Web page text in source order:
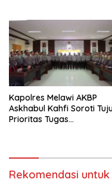
Kapolres Melawi AKBP
Askhabul Kahfi Soroti
Prioritas Tugas
Rekomendasi